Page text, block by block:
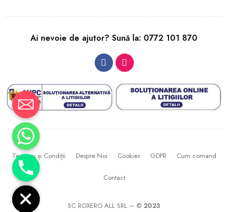
Ai nevoie de ajutor? Sună la: 0772 101 870
SC ROXERO ALL SRL – © 2023
Termeni și Condiții Despre Noi Cookies GDPR Cum comand
Contact
HIDE
CHATY